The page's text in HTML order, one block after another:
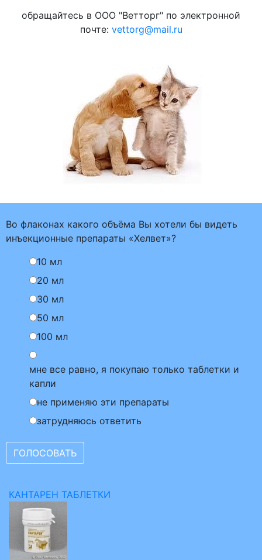
обращайтесь в ООО "Ветторг" по электронной
почте: vettorg@mail.ru
Во флаконах какого объёма Вы хотели бы видеть
инъекционные препараты «Хелвет»?
10 мл
20 мл
30 мл
50 мл
100 мл
мне все равно, я покупаю только таблетки и
капли
не применяю эти препараты
затрудняюсь ответить
КАНТАРЕН ТАБЛЕТКИ